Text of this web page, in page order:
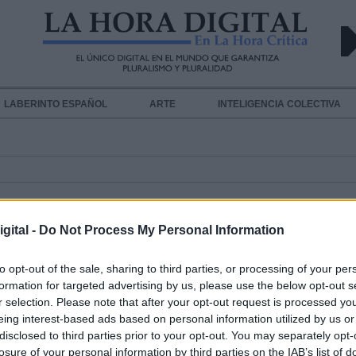
- Do Not Process My Personal Information
opt-out of the sale, sharing to third parties, or processing of your
for targeted advertising by us, please use the below opt-out
selection. Please note that after your opt-out request is processed
interest-based ads based on personal information utilized by us
to third parties prior to your opt-out. You may separately
of your personal information by third parties on the IAB’s list of
LABERINTO ESPAÑOL ARTE INTELIGENCIA COLECTIVA
EL MUNDO
Coronavirus sigue extendiéndose
mundo: más de 787.000 casos
37.828 fallecidos y 164.536